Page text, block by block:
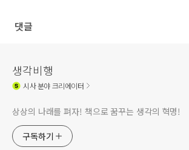
댓글
생각비행
시사분야 크리에이터
상상의 나래를 펴자! 책으로 꿈꾸는 생각의 혁명!
구독하기